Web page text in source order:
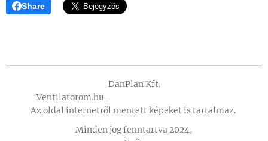
Share
DanPlan Kft.
Ventilatorom.hu
Az oldal internetről mentett képeket is tartalmaz.
Minden jog fenntartva 2024,